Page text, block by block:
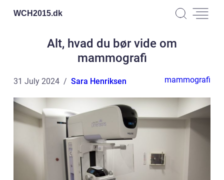
WCH2015.dk
Alt, hvad du bør vide om
mammografi
31 July 2024 Sara Henriksen mammografi